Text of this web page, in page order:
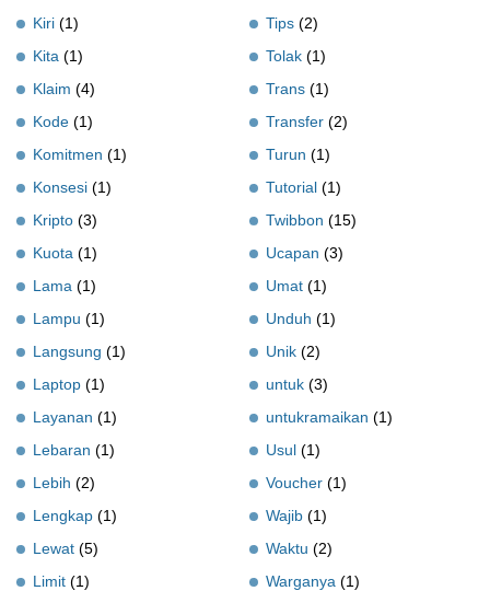
Kiri (1)
Kita (1)
Klaim (4)
Kode (1)
Komitmen (1)
Konsesi (1)
Kripto (3)
Kuota (1)
Lama (1)
Lampu (1)
Langsung (1)
Laptop (1)
Layanan (1)
Lebaran (1)
Lebih (2)
Lengkap (1)
Lewat (5)
Limit (1)
Tips (2)
Tolak (1)
Trans (1)
Transfer (2)
Turun (1)
Tutorial (1)
Twibbon (15)
Ucapan (3)
Umat (1)
Unduh (1)
Unik (2)
untuk (3)
untukramaikan (1)
Usul (1)
Voucher (1)
Wajib (1)
Waktu (2)
Warganya (1)